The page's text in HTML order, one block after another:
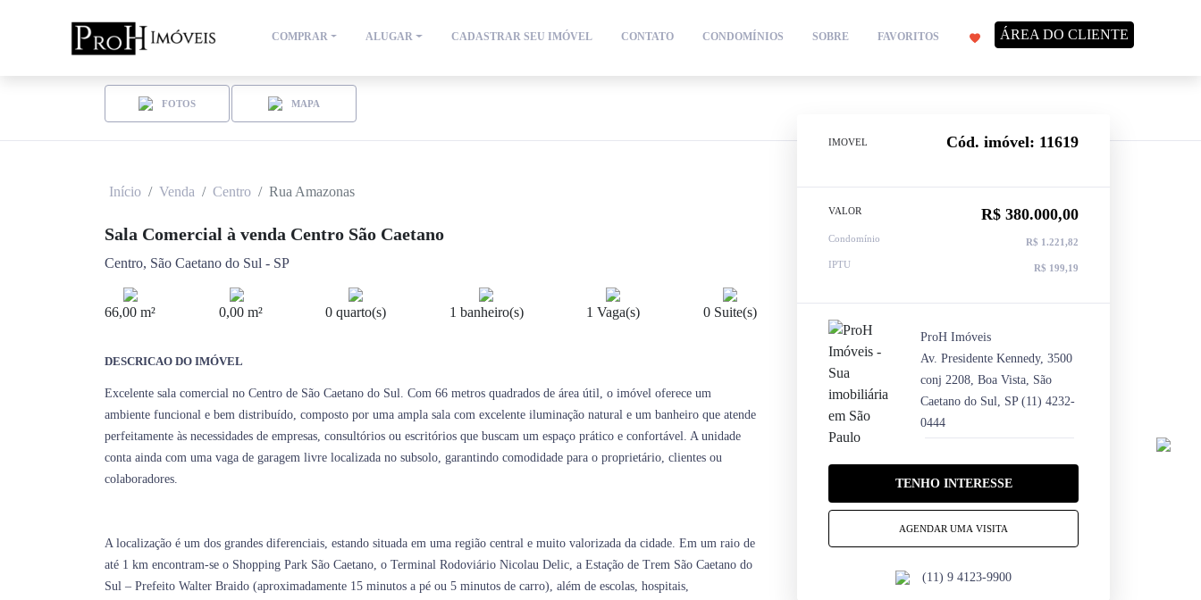
COMPRAR ALUGAR CADASTRAR SEU IMÓVEL CONTATO CONDOMÍNIOS SOBRE FAVORITOS ÁREA DO CLIENTE
FOTOS MAPA
Início Venda Centro Rua Amazonas
Sala Comercial à venda Centro São Caetano
Centro, São Caetano do Sul - SP
66,00 m² 0,00 m² 0 quarto(s) 1 banheiro(s) 1 Vaga(s) 0 Suite(s)
DESCRICAO DO IMÓVEL
Excelente sala comercial no Centro de São Caetano do Sul. Com 66 metros quadrados de área útil, o imóvel oferece um
ambiente funcional e bem distribuído, composto por uma ampla sala com excelente iluminação natural e um banheiro que atende
perfeitamente às necessidades de empresas, consultórios ou escritórios que buscam um espaço prático e confortável. A unidade
conta ainda com uma vaga de garagem livre localizada no subsolo, garantindo comodidade para o proprietário, clientes ou
colaboradores.
A localização é um dos grandes diferenciais, estando situada em uma região central e muito valorizada da cidade. Em um raio de
até 1 km encontram-se o Shopping Park São Caetano, o Terminal Rodoviário Nicolau Delic, a Estação de Trem São Caetano do
Sul – Prefeito Walter Braido (aproximadamente 15 minutos a pé ou 5 minutos de carro), além de escolas, hospitais,
IMOVEL Cód. imóvel: 11619
VALOR R$ 380.000,00
Condomínio R$ 1.221,82
IPTU R$ 199,19
ProH Imóveis
Av. Presidente Kennedy, 3500
conj 2208, Boa Vista, São
Caetano do Sul, SP(11) 4232-
0444
TENHO INTERESSE
AGENDAR UMA VISITA
(11) 9 4123-9900